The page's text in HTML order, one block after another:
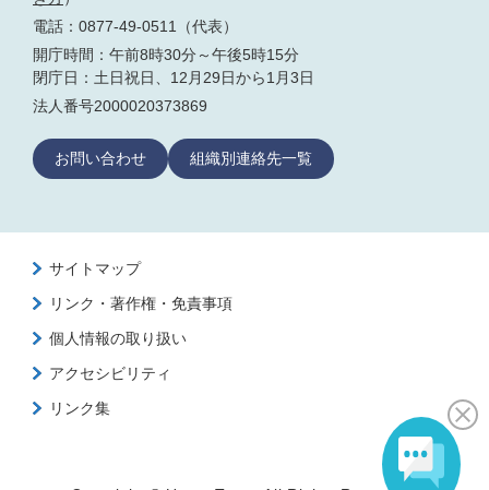
電話：0877-49-0511（代表）
開庁時間：午前8時30分～午後5時15分
閉庁日：土日祝日、12月29日から1月3日
法人番号2000020373869
お問い合わせ 組織別連絡先一覧
サイトマップ
リンク・著作権・免責事項
個人情報の取り扱い
アクセシビリティ
リンク集